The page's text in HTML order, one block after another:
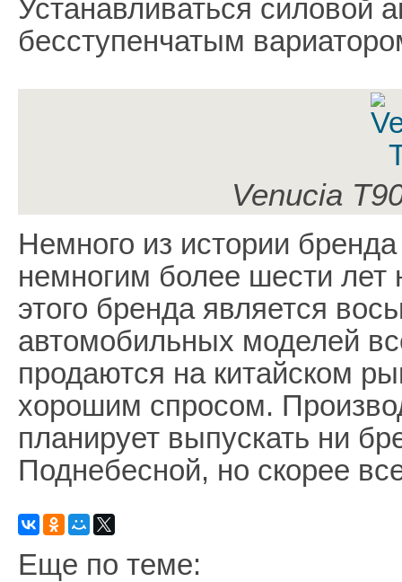
Устанавливаться силовой
бесступенчатым
Venucia
Немного из истории
немногим более шести лет
этого бренда является
автомобильных моделей
продаются на китайском
хорошим спросом.
планирует выпускать ни
Поднебесной, но скорее
Еще по теме: